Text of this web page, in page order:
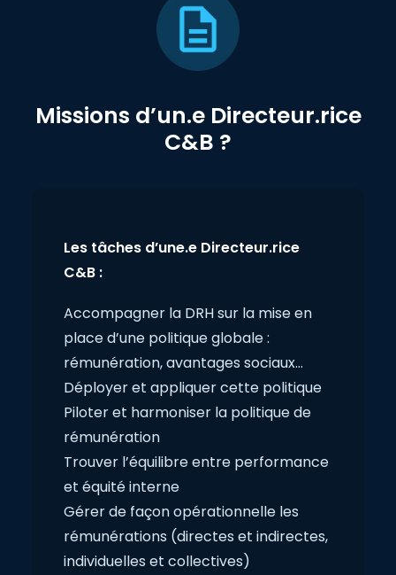
Missions d’un.e Directeur.rice
C&B ?
Les tâches d’une.e Directeur.rice
C&B :
Accompagner la DRH sur la mise en
place d’une politique globale :
rémunération, avantages sociaux…
Déployer et appliquer cette politique
Piloter et harmoniser la politique de
rémunération
Trouver l’équilibre entre performance
et équité interne
Gérer de façon opérationnelle les
rémunérations (directes et indirectes,
individuelles et collectives)